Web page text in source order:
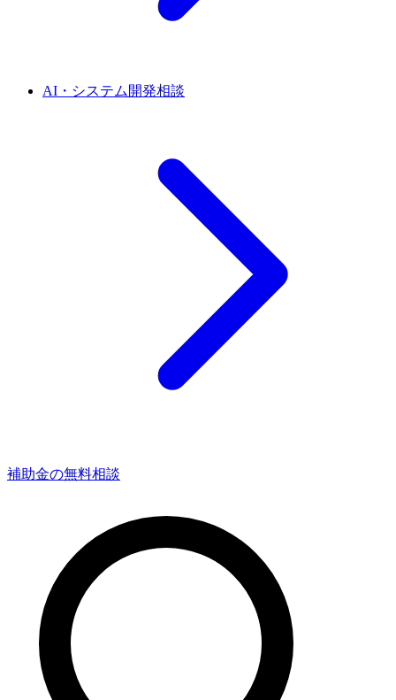
AI・システム開発相談
補助金の無料相談